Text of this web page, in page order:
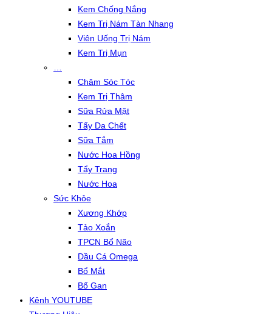
Kem Chống Nắng
Kem Trị Nám Tàn Nhang
Viên Uống Trị Nám
Kem Trị Mụn
Chăm Sóc Tóc
Kem Trị Thâm
Sữa Rửa Mặt
Tẩy Da Chết
Sữa Tắm
Nước Hoa Hồng
Tẩy Trang
Nước Hoa
Sức Khỏe
Xương Khớp
Tảo Xoắn
TPCN Bổ Não
Dầu Cá Omega
Bổ Mắt
Bổ Gan
Kênh YOUTUBE